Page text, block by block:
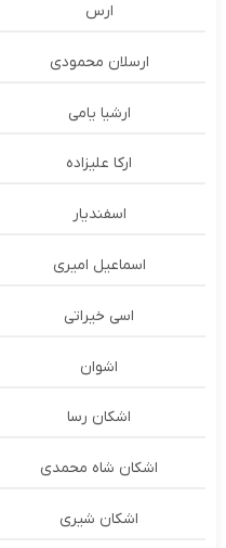
ارس
ارسلان محمودی
ارشیا یامی
ارکا علیزاده
اسفندیار
اسماعیل امیری
اسی خیراتی
اشوان
اشکان رسا
اشکان شاه محمدی
اشکان شیری